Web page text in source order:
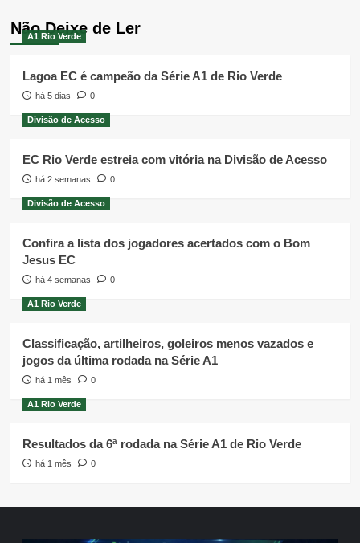
Não Deixe de Ler
A1 Rio Verde
Lagoa EC é campeão da Série A1 de Rio Verde
há 5 dias 0
Divisão de Acesso
EC Rio Verde estreia com vitória na Divisão de Acesso
há 2 semanas 0
Divisão de Acesso
Confira a lista dos jogadores acertados com o Bom
Jesus EC
há 4 semanas 0
A1 Rio Verde
Classificação, artilheiros, goleiros menos vazados e
jogos da última rodada na Série A1
há 1 mês 0
A1 Rio Verde
Resultados da 6ª rodada na Série A1 de Rio Verde
há 1 mês 0